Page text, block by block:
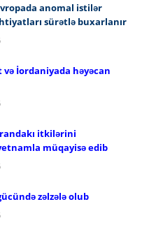
anomal istilər
sürətlə buxarlanır
İordaniyada həyəcan
itkilərini
müqayisə edib
zəlzələ olub